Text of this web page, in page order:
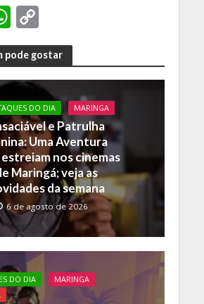
W
h
at
s
A
p
p
C
o
p
y
Li
n
k
pode gostar
DO DIA MARINGA
e Patrulha
Uma Aventura
nos cinemas
Maringá; veja as
da semana
6 de agosto de 2026
DO DIA
MARINGA